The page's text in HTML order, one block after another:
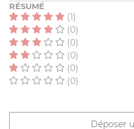
RÉSUMÉ
(1)
(0)
(0)
(0)
(0)
(0)
Déposer